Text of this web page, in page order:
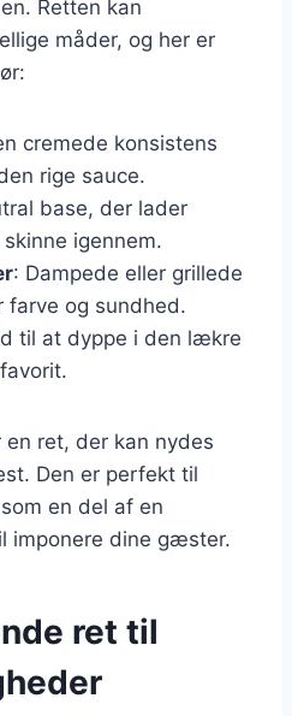
Retten kan
måder, og her er
cremede konsistens
rige sauce.
base, der lader
igennem.
: Dampede eller grillede
farve og sundhed.
til at dyppe i den lækre
ret, der kan nydes
Den er perfekt til
en del af en
imponere dine gæster.
ret til